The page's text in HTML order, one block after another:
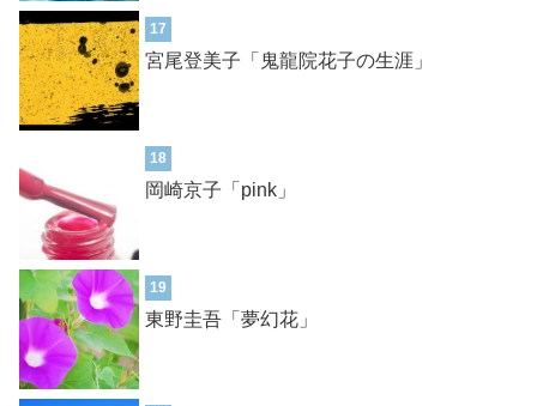
17
宮尾登美子「鬼龍院花子の生涯」
18
岡崎京子「pink」
19
東野圭吾「夢幻花」